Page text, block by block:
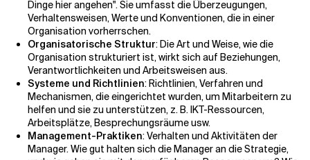
Dinge hier angehen". Sie umfasst die Überzeugungen,
Verhaltensweisen, Werte und Konventionen, die in einer
Organisation vorherrschen.
Organisatorische Struktur: Die Art und Weise, wie die
Organisation strukturiert ist, wirkt sich auf Beziehungen,
Verantwortlichkeiten und Arbeitsweisen aus.
Systeme und Richtlinien: Richtlinien, Verfahren und
Mechanismen, die eingerichtet wurden, um Mitarbeitern zu
helfen und sie zu unterstützen, z. B. IKT-Ressourcen,
Arbeitsplätze, Besprechungsräume usw.
Management-Praktiken: Verhalten und Aktivitäten der
Manager. Wie gut halten sich die Manager an die Strategie,